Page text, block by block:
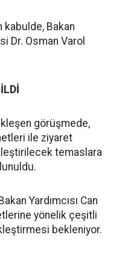
kabulde, Bakan
Dr. Osman Varol
görüşmede,
ile ziyaret
temaslara
Yardımcısı Can
yönelik çeşitli
bekleniyor.